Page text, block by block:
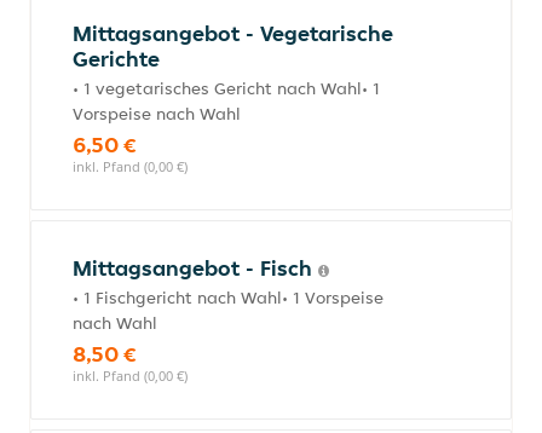
Mittagsangebot - Vegetarische
Gerichte
• 1 vegetarisches Gericht nach Wahl• 1
Vorspeise nach Wahl
6,50 €
inkl. Pfand (0,00 €)
Mittagsangebot - Fisch
• 1 Fischgericht nach Wahl• 1 Vorspeise
nach Wahl
8,50 €
inkl. Pfand (0,00 €)